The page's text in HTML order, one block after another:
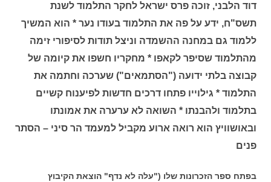
דוד הלבני, זוכה פרס ישראל לחקר התלמוד לשנת
תשס"ח, ידע על פה את התלמוד בעודו נער * הוא המשיך
ללמוד גם במחנה ההשמדה וניצל תודות לסיפורי זימה
מהתלמוד שסיפר לקאפו * מחקריו חשפו את קיומה של
קבוצה בלתי ידועה ("הסתמאים") שערכה וחתמה את
התלמוד * גילוייו פתחו דרכים חדשות לפיענוח קשיים
בתלמוד ולהבנתו * השואה לא ערערה את אמונתו
ובאושוויץ הוא רואה ארוע מקביל למעמד הר סיני – הסתר
פנים
בפתח ספר הזכרונות שלו ("עלה לא נדף" הוצאת הקיבוץ